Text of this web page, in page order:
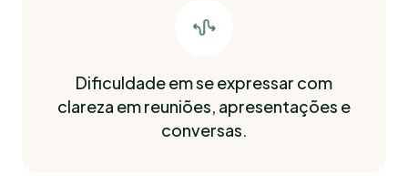
Dificuldade em se expressar com
clareza em reuniões, apresentações e
conversas.